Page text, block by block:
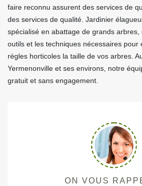
faire reconnu assurent des services de
des services de qualité. Jardinier
spécialisé en abattage de grands
outils et les techniques nécessaires pour
règles horticoles la taille de vos arbres.
Yermenonville et ses environs, notre
gratuit et sans engagement.
ON VOUS